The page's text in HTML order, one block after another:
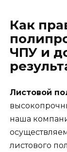
Как
ЧПУ и
Листовой
наша
листового